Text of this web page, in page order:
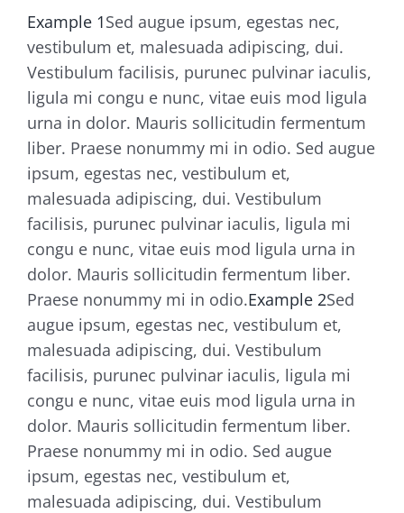
Example 1Sed augue ipsum, egestas nec,
vestibulum et, malesuada adipiscing, dui.
Vestibulum facilisis, purunec pulvinar iaculis,
ligula mi congu e nunc, vitae euis mod ligula
urna in dolor. Mauris sollicitudin fermentum
liber. Praese nonummy mi in odio. Sed augue
ipsum, egestas nec, vestibulum et,
malesuada adipiscing, dui. Vestibulum
facilisis, purunec pulvinar iaculis, ligula mi
congu e nunc, vitae euis mod ligula urna in
dolor. Mauris sollicitudin fermentum liber.
Praese nonummy mi in odio.Example 2Sed
augue ipsum, egestas nec, vestibulum et,
malesuada adipiscing, dui. Vestibulum
facilisis, purunec pulvinar iaculis, ligula mi
congu e nunc, vitae euis mod ligula urna in
dolor. Mauris sollicitudin fermentum liber.
Praese nonummy mi in odio. Sed augue
ipsum, egestas nec, vestibulum et,
malesuada adipiscing, dui. Vestibulum